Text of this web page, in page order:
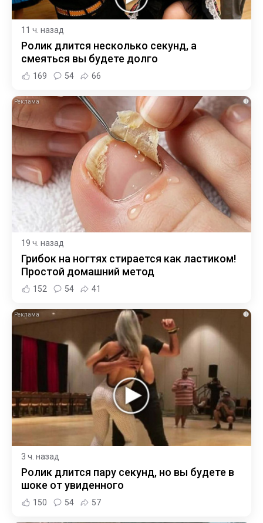
11 ч. назад
Ролик длится несколько секунд, а
смеяться вы будете долго
169 54 66
i
19 ч. назад
Грибок на ногтях стирается как ластиком!
Простой домашний метод
152 54 41
i
3 ч. назад
Ролик длится пару секунд, но вы будете в
шоке от увиденного
150 54 57